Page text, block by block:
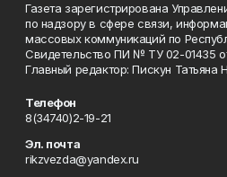
Газета зарегистрирована
по надзору в сфере связи,
массовых коммуникаций по
Свидетельство ПИ № ТУ 02-01435 от
Главный редактор: Пискун Татьяна
Телефон
8(34740)2-19-21
Эл. почта
rikzvezda@yandex.ru